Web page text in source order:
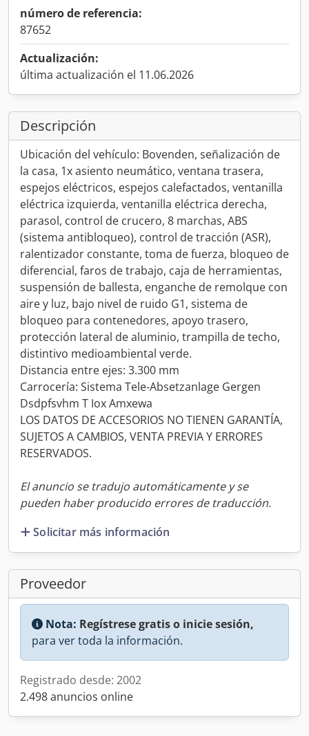
número de referencia:
87652
Actualización:
última actualización el 11.06.2026
Descripción
Ubicación del vehículo: Bovenden, señalización de
la casa, 1x asiento neumático, ventana trasera,
espejos eléctricos, espejos calefactados, ventanilla
eléctrica izquierda, ventanilla eléctrica derecha,
parasol, control de crucero, 8 marchas, ABS
(sistema antibloqueo), control de tracción (ASR),
ralentizador constante, toma de fuerza, bloqueo de
diferencial, faros de trabajo, caja de herramientas,
suspensión de ballesta, enganche de remolque con
aire y luz, bajo nivel de ruido G1, sistema de
bloqueo para contenedores, apoyo trasero,
protección lateral de aluminio, trampilla de techo,
distintivo medioambiental verde.
Distancia entre ejes: 3.300 mm
Carrocería: Sistema Tele-Absetzanlage Gergen
Dsdpfsvhm T Iox Amxewa
LOS DATOS DE ACCESORIOS NO TIENEN GARANTÍA,
SUJETOS A CAMBIOS, VENTA PREVIA Y ERRORES
RESERVADOS.
El anuncio se tradujo automáticamente y se
pueden haber producido errores de traducción.
Solicitar más información
Proveedor
Nota: Regístrese gratis o inicie sesión,
para ver toda la información.
Registrado desde: 2002
2.498 anuncios online